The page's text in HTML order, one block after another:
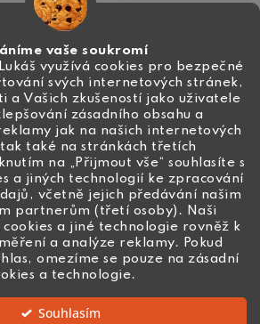
vaše soukromí
využívá cookies pro bezpečné
svých internetových stránek,
a Vašich zkušeností jako uživatele
zásadního obsahu a
jak na našich internetových
také na stránkách třetích
na „Přijmout vše“ souhlasíte s
a jiných technologií ke zpracování
včetně jejich předávání našim
partnerům (třetí osoby). Naši
a jiné technologie rovněž k
a analýze reklamy. Pokud
omezíme se pouze na zásadní
a technologie.
Souhlasím
koralky.cz
191